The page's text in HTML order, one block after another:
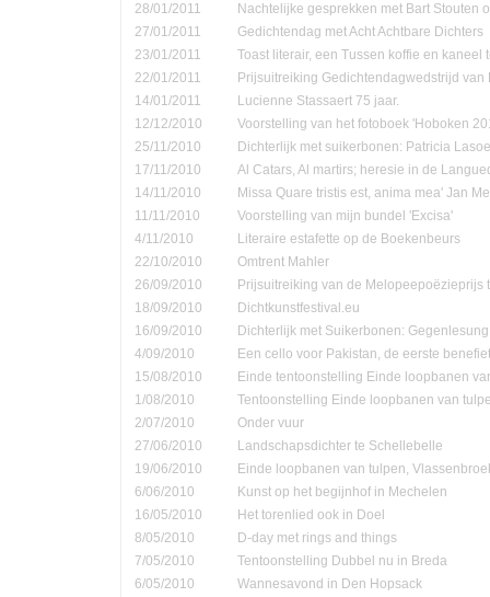
28/01/2011
Nachtelijke gesprekken met Bart Stouten
27/01/2011
Gedichtendag met Acht Achtbare Dichters
23/01/2011
Toast literair, een Tussen koffie en kaneel
22/01/2011
Prijsuitreiking Gedichtendagwedstrijd van
14/01/2011
Lucienne Stassaert 75 jaar.
12/12/2010
Voorstelling van het fotoboek 'Hoboken
25/11/2010
Dichterlijk met suikerbonen: Patricia
17/11/2010
Al Catars, Al martirs; heresie in de
14/11/2010
Missa Quare tristis est, anima mea' Jan
11/11/2010
Voorstelling van mijn bundel 'Excisa'
4/11/2010
Literaire estafette op de Boekenbeurs
22/10/2010
Omtrent Mahler
26/09/2010
Prijsuitreiking van de Melopeepoëzieprijs
18/09/2010
Dichtkunstfestival.eu
16/09/2010
Dichterlijk met Suikerbonen:
4/09/2010
Een cello voor Pakistan, de eerste
15/08/2010
Einde tentoonstelling Einde loopbanen
1/08/2010
Tentoonstelling Einde loopbanen van
2/07/2010
Onder vuur
27/06/2010
Landschapsdichter te Schellebelle
19/06/2010
Einde loopbanen van tulpen,
6/06/2010
Kunst op het begijnhof in Mechelen
16/05/2010
Het torenlied ook in Doel
8/05/2010
D-day met rings and things
7/05/2010
Tentoonstelling Dubbel nu in Breda
6/05/2010
Wannesavond in Den Hopsack